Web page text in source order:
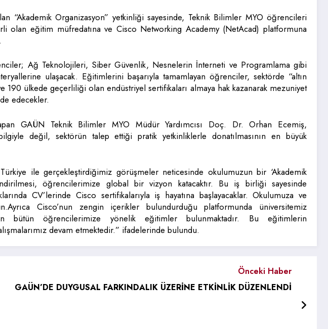
“Akademik Organizasyon” yetkinliği sayesinde, Teknik Bilimler MYO öğrencileri
olan eğitim müfredatına ve Cisco Networking Academy (NetAcad) platformuna
Ağ Teknolojileri, Siber Güvenlik, Nesnelerin İnterneti ve Programlama gibi
ulaşacak. Eğitimlerini başarıyla tamamlayan öğrenciler, sektörde “altın
190 ülkede geçerliliği olan endüstriyel sertifikaları almaya hak kazanarak mezuniyet
edecekler.
GAÜN Teknik Bilimler MYO Müdür Yardımcısı Doç. Dr. Orhan Ecemiş,
değil, sektörün talep ettiği pratik yetkinliklerle donatılmasının en büyük
ile gerçekleştirdiğimiz görüşmeler neticesinde okulumuzun bir ‘Akademik
öğrencilerimize global bir vizyon katacaktır. Bu iş birliği sayesinde
CV’lerinde Cisco sertifikalarıyla iş hayatına başlayacaklar. Okulumuza ve
Cisco’nun zengin içerikler bulundurduğu platformunda üniversitemiz
bütün öğrencilerimize yönelik eğitimler bulunmaktadır. Bu eğitimlerin
devam etmektedir.” ifadelerinde bulundu.
Önceki Haber
GAÜN’DE DUYGUSAL FARKINDALIK ÜZERİNE ETKİNLİK DÜZENLENDİ